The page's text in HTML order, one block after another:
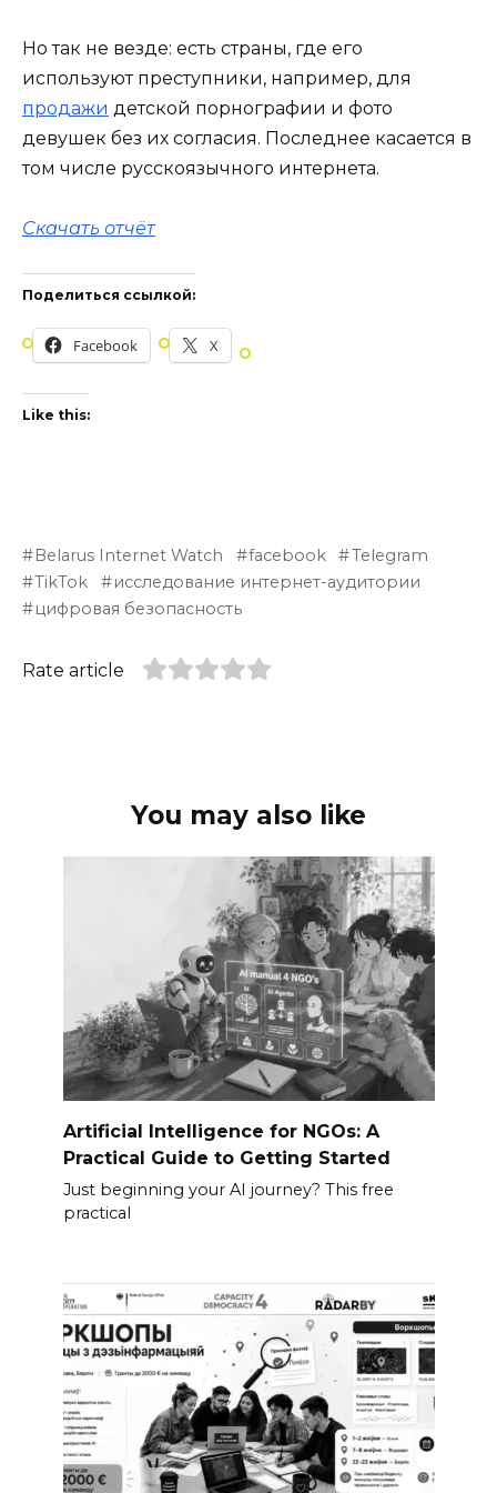
Но так не везде: есть страны, где его
используют преступники, например, для
продажи детской порнографии и фото
девушек без их согласия. Последнее касается в
том числе русскоязычного интернета.
Скачать отчёт
Поделиться ссылкой:
Facebook X
Like this:
Belarus Internet Watch facebook
Telegram
TikTok
исследование интернет-аудитории
цифровая безопасность
Rate article
You may also like
Artificial Intelligence for NGOs: A
Practical Guide to Getting Started
Just beginning your AI journey? This free
practical